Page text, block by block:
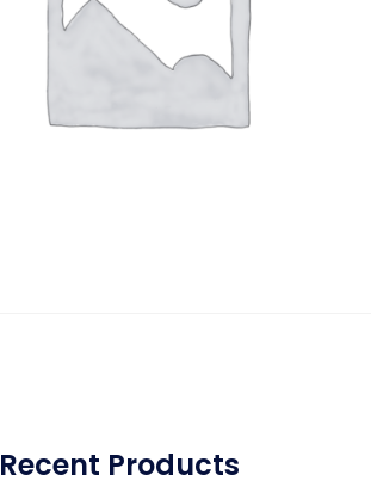
Recent Products